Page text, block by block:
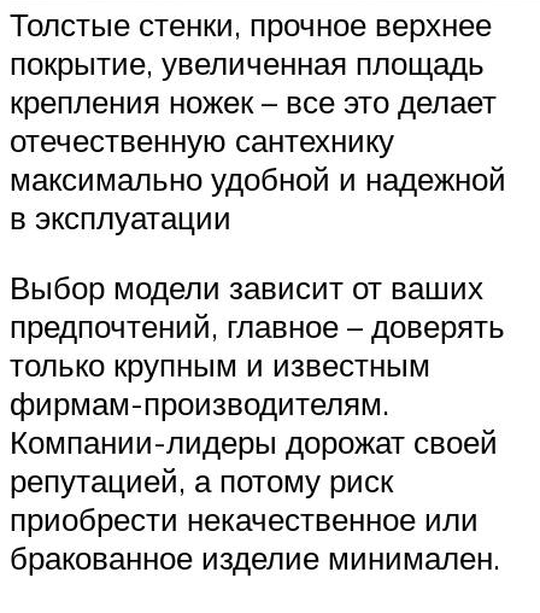
Толстые стенки, прочное верхнее
покрытие, увеличенная площадь
крепления ножек – все это делает
отечественную сантехнику
максимально удобной и надежной
в эксплуатации
Выбор модели зависит от ваших
предпочтений, главное – доверять
только крупным и известным
фирмам-производителям.
Компании-лидеры дорожат своей
репутацией, а потому риск
приобрести некачественное или
бракованное изделие минимален.